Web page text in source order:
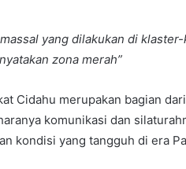
yang dilakukan di
zona merah”
Cidahu merupakan bagian
komunikasi dan
kondisi yang tangguh di era